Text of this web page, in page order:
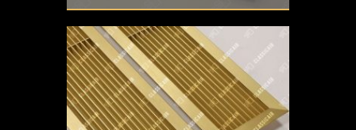
Материал- Латунь
Отделка- Полированная
латунь
Узор-
Конструкция- Жалюзи
латуни для вентиляционного отверстия.
Жалюзи прямые, крепеж